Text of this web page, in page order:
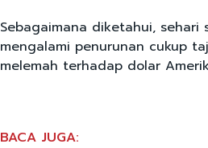
Sebagaimana diketahui, sehari
mengalami penurunan cukup
melemah terhadap dolar
BACA JUGA: